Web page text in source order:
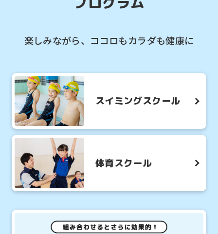
楽しみながら、ココロもカラダも健康に
スイミングスクール
体育スクール